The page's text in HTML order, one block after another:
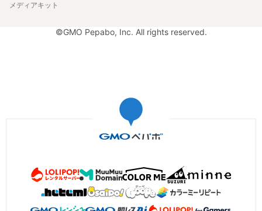
メディアキット
©GMO Pepabo, Inc. All rights reserved.